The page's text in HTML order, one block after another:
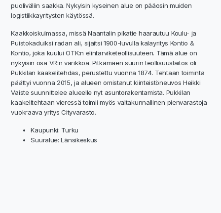
puoliväliin saakka. Nykyisin kyseinen alue on pääosin muiden
logistiikkayritysten käytössä.
Kaakkoiskulmassa, missä Naantalin pikatie haarautuu Koulu- ja
Puistokaduiksi radan ali, sijaitsi 1900-luvulla kalayritys Kontio &
Kontio, joka kuului OTK:n elintarviketeollisuuteen. Tämä alue on
nykyisin osa VR:n varikkoa. Pitkämäen suurin teollisuuslaitos oli
Pukkilan kaakelitehdas, perustettu vuonna 1874. Tehtaan toiminta
päättyi vuonna 2015, ja alueen omistanut kiinteistöneuvos Heikki
Vaiste suunnittelee alueelle nyt asuntorakentamista. Pukkilan
kaakelitehtaan vieressä toimii myös valtakunnallinen pienvarastoja
vuokraava yritys Cityvarasto.
Kaupunki: Turku
Suuralue: Länsikeskus